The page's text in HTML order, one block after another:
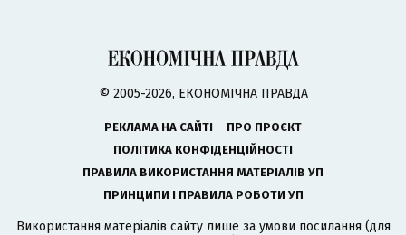
© 2005-2026, ЕКОНОМІЧНА ПРАВДА
РЕКЛАМА НА САЙТІ
ПРО ПРОЄКТ
ПОЛІТИКА КОНФІДЕНЦІЙНОСТІ
ПРАВИЛА ВИКОРИСТАННЯ МАТЕРІАЛІВ УП
ПРИНЦИПИ І ПРАВИЛА РОБОТИ УП
Використання матеріалів сайту лише за умови посилання (для